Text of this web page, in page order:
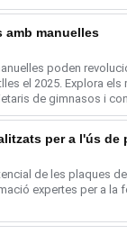
amb manuelles
poden
el 2025. Explora els
de gimnasos i
per a l'ús de
de les plaques
expertes per a la